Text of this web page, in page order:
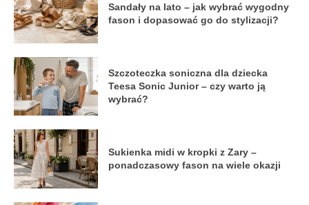
Sandały na lato – jak wybrać wygodny
fason i dopasować go do stylizacji?
Szczoteczka soniczna dla dziecka
Teesa Sonic Junior – czy warto ją
wybrać?
Sukienka midi w kropki z Zary –
ponadczasowy fason na wiele okazji